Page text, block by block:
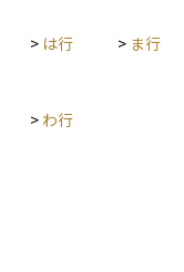
> は行 > ま行
> わ行